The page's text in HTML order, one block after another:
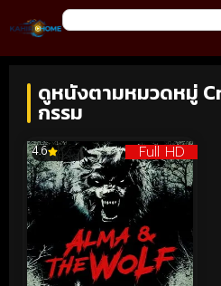
ดูหนังตามหมวดหมู่
กรรม
Full HD
4.6